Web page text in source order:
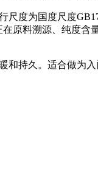
度为国度尺度
原料溯源、纯度
持久。适合做为入